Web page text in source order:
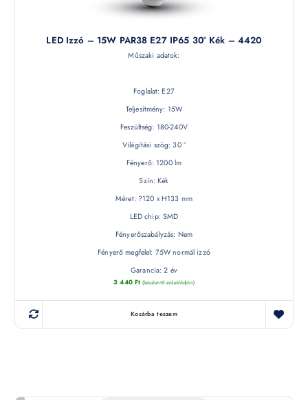
LED Izzó – 15W PAR38 E27 IP65 30° Kék – 4420
Műszaki adatok:
Foglalat: E27
Teljesítmény: 15W
Feszültség: 180-240V
Világítási szög: 30 °
Fényerő: 1200 lm
Szín: Kék
Méret: ?120 x H133 mm
LED chip: SMD
Fényerőszabályzás: Nem
Fényerő megfelel: 75W normál izzó
Garancia: 2 év
3 440 Ft (készletről érdeklődjön)
Kosárba teszem